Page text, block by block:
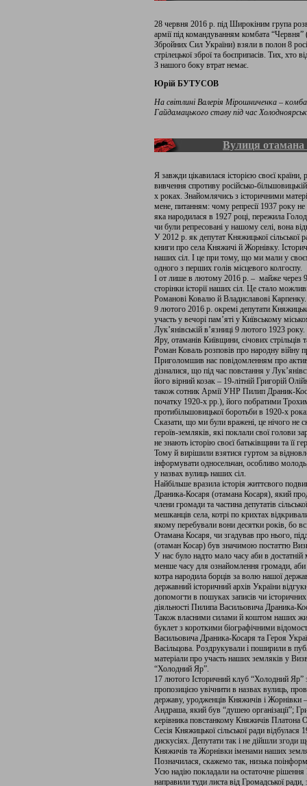
28 червня 2016 р. під Широкіним група
армії під командуванням комбата “Червня”
Збройних Сил України) взяли в полон 8
стрілецької зброї та боєприпасів. Тих, хто
З нашого боку втрат немає.
Юрій БУТУСОВ
На світлині Валерія Мірошниченка –
Гайдамацького ставу під час
Вулиця отамана
Я завжди цікавилася історією своєї
вивчення спротиву російсько-
х роках. Знайомлячись з історичними
мене, питанням: чому репресії 1937 року
яка народилася в 1927 році, пережила
чи були репресовані у нашому селі, вона
У 2012 р. як депутат Княжицької сільської
книги про села Княжичі й Жорнівку.
наших сіл. І це при тому, що ми мали у
одного з перших голів місцевого колгоспу.
І от лише в лютому 2016 р. – майже через
сторінки історії наших сіл. Це стало
Романові Ковалю й Владиславові Карпенку.
9 лютого 2016 р. окремі депутати
участь у вечорі пам’яті у Київському
Лук’янівській в’язниці 9 лютого 1923
Яру, отаманів Київщини, січових стрільців
Роман Коваль розповів про народну війну
Приголомшив нас повідомленням про
дізналися, що під час повстання у
його вірний козак – 19-літній Григорій
також сотник Армії УНР Пилип Драник-
початку 1920-х рр.), його побратими
протибільшовицької боротьби в 1920-х
Сказати, що ми були вражені, це нічого не
героїв-земляків, які поклали свої голови
не знають історію своєї батьківщини та її
Тому й вирішили взятися гуртом за
інформувати односельчан, особливо
у назвах вулиць наших сіл.
Найбільше вразила історія життєвого
Драника-Косаря (отамана Косаря), який
члени громади та частина депутатів
мешканців села, котрі по крихтах
якому перебували вони десятки років, бо
Отамана Косаря, чи згадував про нього,
(отаман Косар) був значимою постаттю
У нас було надто мало часу аби в
менше часу для ознайомлення громади,
котра народила борців за волю нашої
державний історичний архів України
допомогти в пошуках записів чи
діяльності Пилипа Васильовича Драника-
Також власними силами й коштом наших
буклет з короткими біографічними
Васильовича Драника-Косаря та Героя
Васільцова. Роздрукували і поширили в
матеріали про участь наших земляків у
“Холодний Яр”.
17 лютого Історичний клуб “Холодний Яр”
пропозицією увічнити в назвах вулиць,
державу, уродженців Княжичів і
Андраша, який був “душею організації”;
керівника повстанкому Княжичів Платона
Сесія Княжицької сільської ради
дискусіях. Депутати так і не дійшли згоди
Княжичів та Жорнівки іменами наших
Позначилася, скажемо так, низька
Усю надію покладали на остаточне рішення
направили туди листа від Громадської